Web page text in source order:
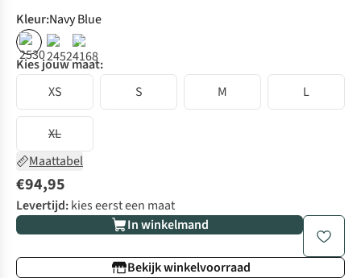
Kleur:Navy Blue
%
Kies jouw maat:
XS
S M L
XL
Maattabel
€94,95
Levertijd:kies eerst een maat
In winkelmand
Bekijk winkelvoorraad